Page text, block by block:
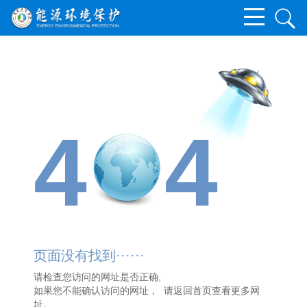
4 4
页面没有找到······
请检查您访问的网址是否正确,
如果您不能确认访问的网址， 请返回首页查看更多网
址。